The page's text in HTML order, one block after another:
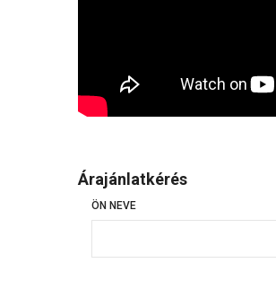
Árajánlatkérés
ÖN NEVE